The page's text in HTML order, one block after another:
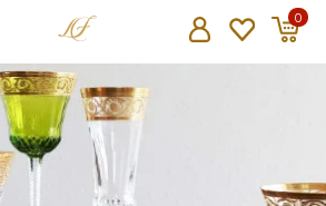
0